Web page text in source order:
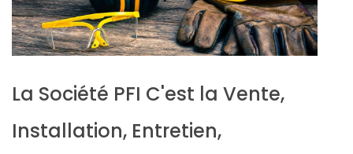
La Société PFI C'est la Vente,
Installation, Entretien,